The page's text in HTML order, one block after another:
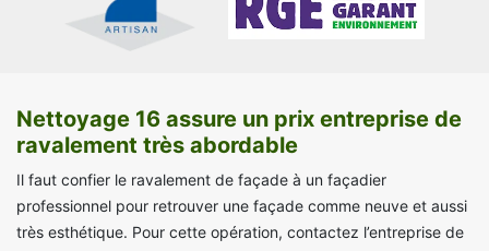
Nettoyage 16 assure un prix entreprise de
ravalement très abordable
Il faut confier le ravalement de façade à un façadier
professionnel pour retrouver une façade comme neuve et aussi
très esthétique. Pour cette opération, contactez l’entreprise de